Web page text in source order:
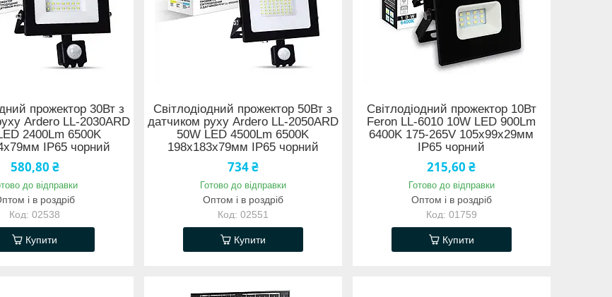
прожектор 30Вт з
Ardero LL-2030ARD
2400Lm 6500K
IP65 чорний
580,80 ₴
до відправки
і в роздріб
02538
Купити
Світлодіодний прожектор 50Вт з
датчиком руху Ardero LL-2050ARD
50W LED 4500Lm 6500K
198х183х79мм IP65 чорний
734 ₴
Готово до відправки
Оптом і в роздріб
02551
Купити
Світлодіодний прожектор 10Вт
Feron LL-6010 10W LED 900Lm
6400K 175-265V 105х99х29мм
IP65 чорний
215,60 ₴
Готово до відправки
Оптом і в роздріб
01759
Купити